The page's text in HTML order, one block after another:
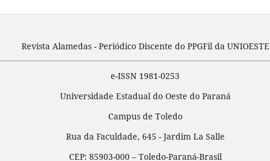
Revista Alamedas - Periódico Discente do PPGFil da UNIOESTE
e-ISSN 1981-0253
Universidade Estadual do Oeste do Paraná
Campus de Toledo
Rua da Faculdade, 645 - Jardim La Salle
CEP: 85903-000 – Toledo-Paraná-Brasil